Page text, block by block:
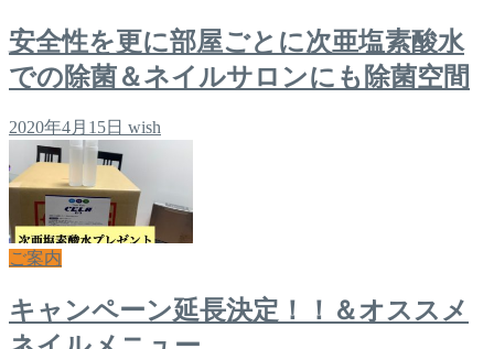
安全性を更に部屋ごとに次亜塩素酸水
での除菌＆ネイルサロンにも除菌空間
2020年4月15日 wish
ご案内
キャンペーン延長決定！！＆オススメ